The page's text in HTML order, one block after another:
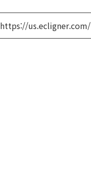
https://us.ecligner.com/